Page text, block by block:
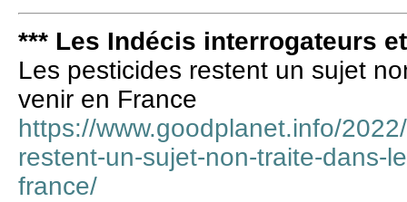
*** Les Indécis interrogateurs
Les pesticides restent un sujet
venir en France
https://www.goodplanet.info/
restent-un-sujet-non-traite-dans-
france/